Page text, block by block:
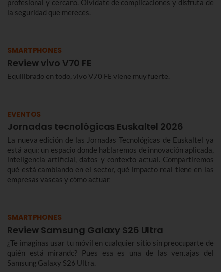
profesional y cercano. Olvídate de complicaciones y disfruta de
la seguridad que mereces.
SMARTPHONES
Review vivo V70 FE
Equilibrado en todo, vivo V70 FE viene muy fuerte.
EVENTOS
Jornadas tecnológicas Euskaltel 2026
La nueva edición de las Jornadas Tecnológicas de Euskaltel ya
está aquí: un espacio donde hablaremos de innovación aplicada,
inteligencia artificial, datos y contexto actual. Compartiremos
qué está cambiando en el sector, qué impacto real tiene en las
empresas vascas y cómo actuar.
SMARTPHONES
Review Samsung Galaxy S26 Ultra
¿Te imaginas usar tu móvil en cualquier sitio sin preocuparte de
quién está mirando? Pues esa es una de las ventajas del
Samsung Galaxy S26 Ultra.